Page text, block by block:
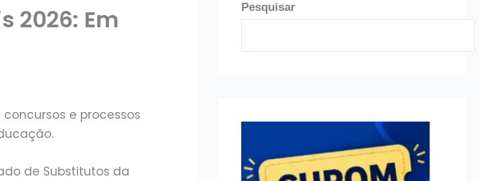
2026: Em
e processos
de Substitutos da
Pesquisar